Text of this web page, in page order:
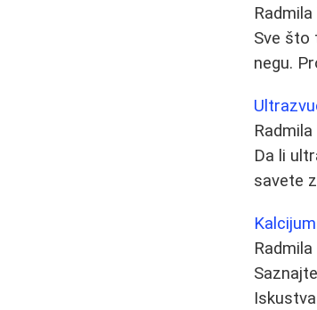
Sve što
negu.
Da li
savete